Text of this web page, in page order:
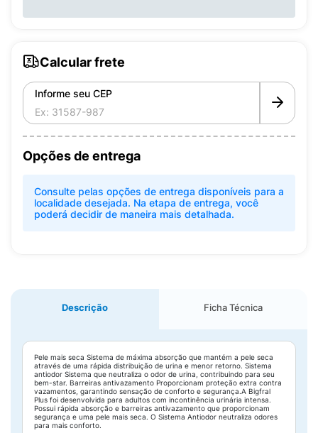
Calcular frete
Informe seu CEP
Opções de entrega
Consulte pelas opções de entrega disponíveis para a
localidade desejada. Na etapa de entrega, você
poderá decidir de maneira mais detalhada.
Descrição Ficha Técnica
Pele mais seca Sistema de máxima absorção que mantém a pele seca
através de uma rápida distribuição de urina e menor retorno. Sistema
antiodor Sistema que neutraliza o odor de urina, contribuindo para seu
bem-star. Barreiras antivazamento Proporcionam proteção extra contra
vazamentos, garantindo sensação de conforto e segurança.A Bigfral
Plus foi desenvolvida para adultos com incontinência urinária intensa.
Possui rápida absorção e barreiras antivazamento que proporcionam
segurança e uma pele mais seca. O Sistema Antiodor neutraliza odores
para mais conforto.